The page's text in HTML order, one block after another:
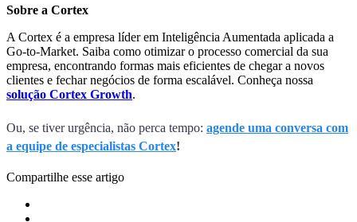
Sobre a Cortex
A Cortex é a empresa líder em Inteligência Aumentada aplicada a
Go-to-Market. Saiba como otimizar o processo comercial da sua
empresa, encontrando formas mais eficientes de chegar a novos
clientes e fechar negócios de forma escalável. Conheça nossa
solução Cortex Growth.
Ou, se tiver urgência, não perca tempo: agende uma conversa com
a equipe de especialistas Cortex!
Compartilhe esse artigo